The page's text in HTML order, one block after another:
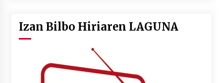
Izan Bilbo Hiriaren LAGUNA